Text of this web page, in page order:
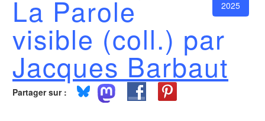
2025
La Parole
visible (coll.) par
Jacques Barbaut
Partager sur :